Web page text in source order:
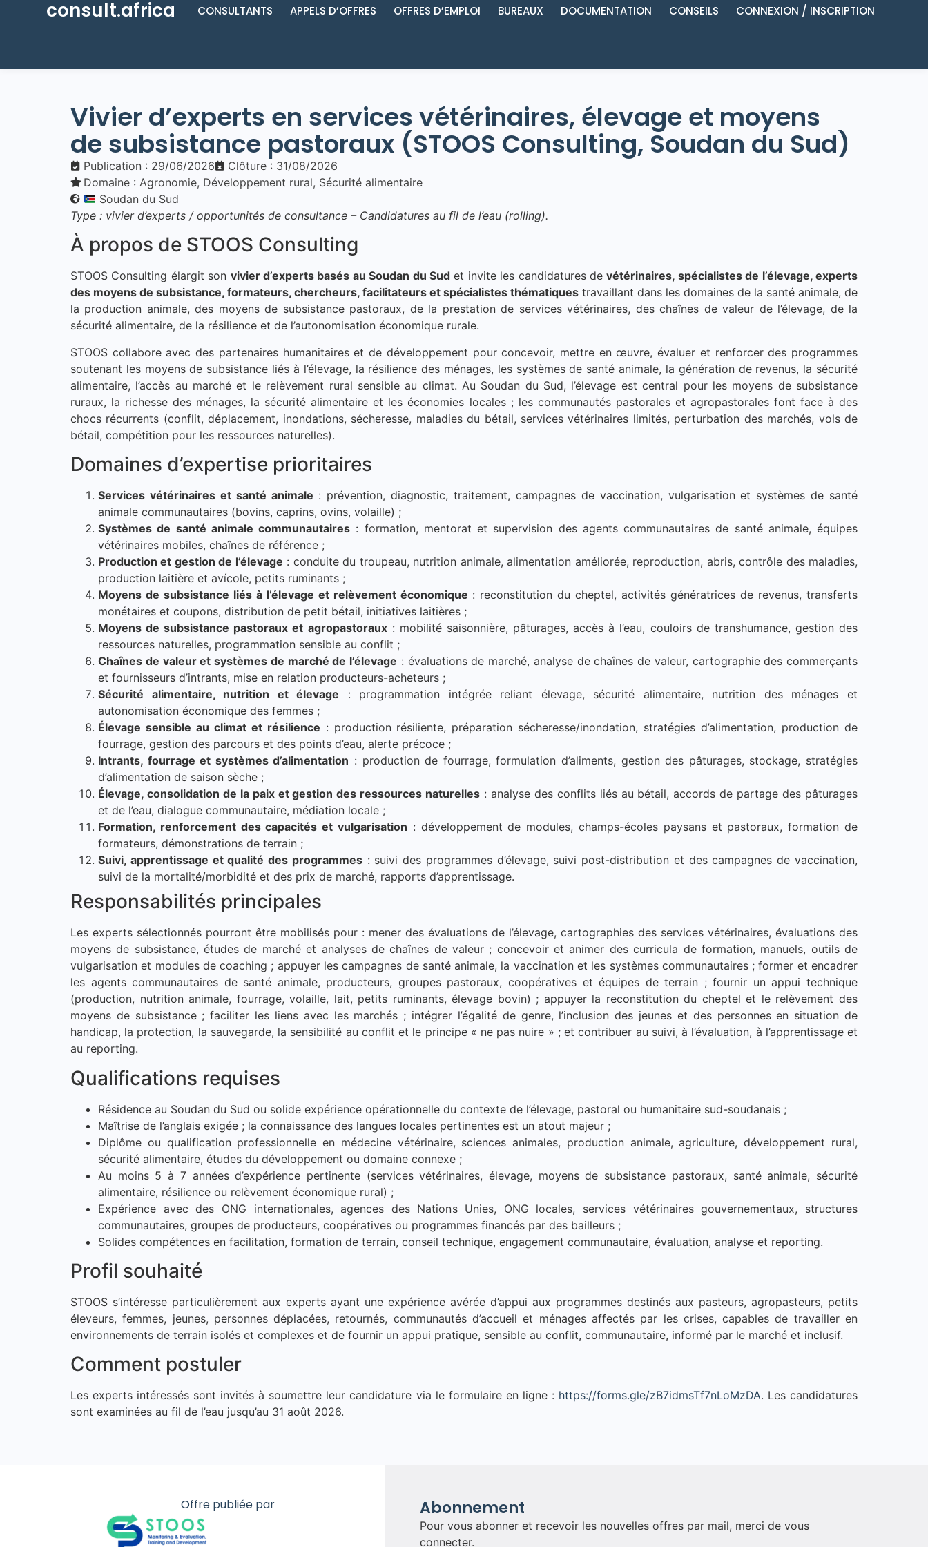
consult.africa CONSULTANTS APPELS D’OFFRES OFFRES D’EMPLOI BUREAUX DOCUMENTATION CONSEILS CONNEXION / INSCRIPTION
Vivier d’experts en services vétérinaires, élevage et moyens
de subsistance pastoraux (STOOS Consulting, Soudan du Sud)
Publication : 29/06/2026
Clôture : 31/08/2026
Domaine : Agronomie, Développement rural, Sécurité alimentaire
Soudan du Sud
Type : vivier d’experts / opportunités de consultance – Candidatures au fil de l’eau (rolling).
À propos de STOOS Consulting
STOOS Consulting élargit son vivier d’experts basés au Soudan du Sud et invite les candidatures devétérinaires, spécialistes de l’élevage, experts
des moyens de subsistance, formateurs, chercheurs, facilitateurs et spécialistes thématiques travaillant dans les domaines de la santé animale, de
la production animale, des moyens de subsistance pastoraux, de la prestation de services vétérinaires, des chaînes de valeur de l’élevage, de la
sécurité alimentaire, de la résilience et de l’autonomisation économique rurale.
STOOS collabore avec des partenaires humanitaires et de développement pour concevoir, mettre en œuvre, évaluer et renforcer des programmes
soutenant les moyens de subsistance liés à l’élevage, la résilience des ménages, les systèmes de santé animale, la génération de revenus, la sécurité
alimentaire, l’accès au marché et le relèvement rural sensible au climat. Au Soudan du Sud, l’élevage est central pour les moyens de subsistance
ruraux, la richesse des ménages, la sécurité alimentaire et les économies locales ; les communautés pastorales et agropastorales font face à des
chocs récurrents (conflit, déplacement, inondations, sécheresse, maladies du bétail, services vétérinaires limités, perturbation des marchés, vols de
bétail, compétition pour les ressources naturelles).
Domaines d’expertise prioritaires
Services vétérinaires et santé animale : prévention, diagnostic, traitement, campagnes de vaccination, vulgarisation et systèmes de santé
animale communautaires (bovins, caprins, ovins, volaille) ;
Systèmes de santé animale communautaires : formation, mentorat et supervision des agents communautaires de santé animale, équipes
vétérinaires mobiles, chaînes de référence ;
Production et gestion de l’élevage : conduite du troupeau, nutrition animale, alimentation améliorée, reproduction, abris, contrôle des maladies,
production laitière et avícole, petits ruminants ;
Moyens de subsistance liés à l’élevage et relèvement économique : reconstitution du cheptel, activités génératrices de revenus, transferts
monétaires et coupons, distribution de petit bétail, initiatives laitières ;
Moyens de subsistance pastoraux et agropastoraux: mobilité saisonnière, pâturages, accès à l’eau, couloirs de transhumance, gestion des
ressources naturelles, programmation sensible au conflit ;
Chaînes de valeur et systèmes de marché de l’élevage : évaluations de marché, analyse de chaînes de valeur, cartographie des commerçants
et fournisseurs d’intrants, mise en relation producteurs-acheteurs ;
Sécurité alimentaire, nutrition et élevage : programmation intégrée reliant élevage, sécurité alimentaire, nutrition des ménages et
autonomisation économique des femmes ;
Élevage sensible au climat et résilience : production résiliente, préparation sécheresse/inondation, stratégies d’alimentation, production de
fourrage, gestion des parcours et des points d’eau, alerte précoce ;
Intrants, fourrage et systèmes d’alimentation : production de fourrage, formulation d’aliments, gestion des pâturages, stockage, stratégies
d’alimentation de saison sèche ;
Élevage, consolidation de la paix et gestion des ressources naturelles : analyse des conflits liés au bétail, accords de partage des pâturages
et de l’eau, dialogue communautaire, médiation locale ;
Formation, renforcement des capacités et vulgarisation : développement de modules, champs-écoles paysans et pastoraux, formation de
formateurs, démonstrations de terrain ;
Suivi, apprentissage et qualité des programmes: suivi des programmes d’élevage, suivi post-distribution et des campagnes de vaccination,
suivi de la mortalité/morbidité et des prix de marché, rapports d’apprentissage.
Responsabilités principales
Les experts sélectionnés pourront être mobilisés pour : mener des évaluations de l’élevage, cartographies des services vétérinaires, évaluations des
moyens de subsistance, études de marché et analyses de chaînes de valeur ; concevoir et animer des curricula de formation, manuels, outils de
vulgarisation et modules de coaching ; appuyer les campagnes de santé animale, la vaccination et les systèmes communautaires ; former et encadrer
les agents communautaires de santé animale, producteurs, groupes pastoraux, coopératives et équipes de terrain ; fournir un appui technique
(production, nutrition animale, fourrage, volaille, lait, petits ruminants, élevage bovin) ; appuyer la reconstitution du cheptel et le relèvement des
moyens de subsistance ; faciliter les liens avec les marchés ; intégrer l’égalité de genre, l’inclusion des jeunes et des personnes en situation de
handicap, la protection, la sauvegarde, la sensibilité au conflit et le principe « ne pas nuire » ; et contribuer au suivi, à l’évaluation, à l’apprentissage et
au reporting.
Qualifications requises
Résidence au Soudan du Sud ou solide expérience opérationnelle du contexte de l’élevage, pastoral ou humanitaire sud-soudanais ;
Maîtrise de l’anglais exigée ; la connaissance des langues locales pertinentes est un atout majeur ;
Diplôme ou qualification professionnelle en médecine vétérinaire, sciences animales, production animale, agriculture, développement rural,
sécurité alimentaire, études du développement ou domaine connexe ;
Au moins 5 à 7 années d’expérience pertinente (services vétérinaires, élevage, moyens de subsistance pastoraux, santé animale, sécurité
alimentaire, résilience ou relèvement économique rural) ;
Expérience avec des ONG internationales, agences des Nations Unies, ONG locales, services vétérinaires gouvernementaux, structures
communautaires, groupes de producteurs, coopératives ou programmes financés par des bailleurs ;
Solides compétences en facilitation, formation de terrain, conseil technique, engagement communautaire, évaluation, analyse et reporting.
Profil souhaité
STOOS s’intéresse particulièrement aux experts ayant une expérience avérée d’appui aux programmes destinés aux pasteurs, agropasteurs, petits
éleveurs, femmes, jeunes, personnes déplacées, retournés, communautés d’accueil et ménages affectés par les crises, capables de travailler en
environnements de terrain isolés et complexes et de fournir un appui pratique, sensible au conflit, communautaire, informé par le marché et inclusif.
Comment postuler
Les experts intéressés sont invités à soumettre leur candidature via le formulaire en ligne : https://forms.gle/zB7idmsTf7nLoMzDA. Les candidatures
sont examinées au fil de l’eau jusqu’au 31 août 2026.
Offre publiée par Abonnement
Pour vous abonner et recevoir les nouvelles offres par mail, merci de vous
connecter.